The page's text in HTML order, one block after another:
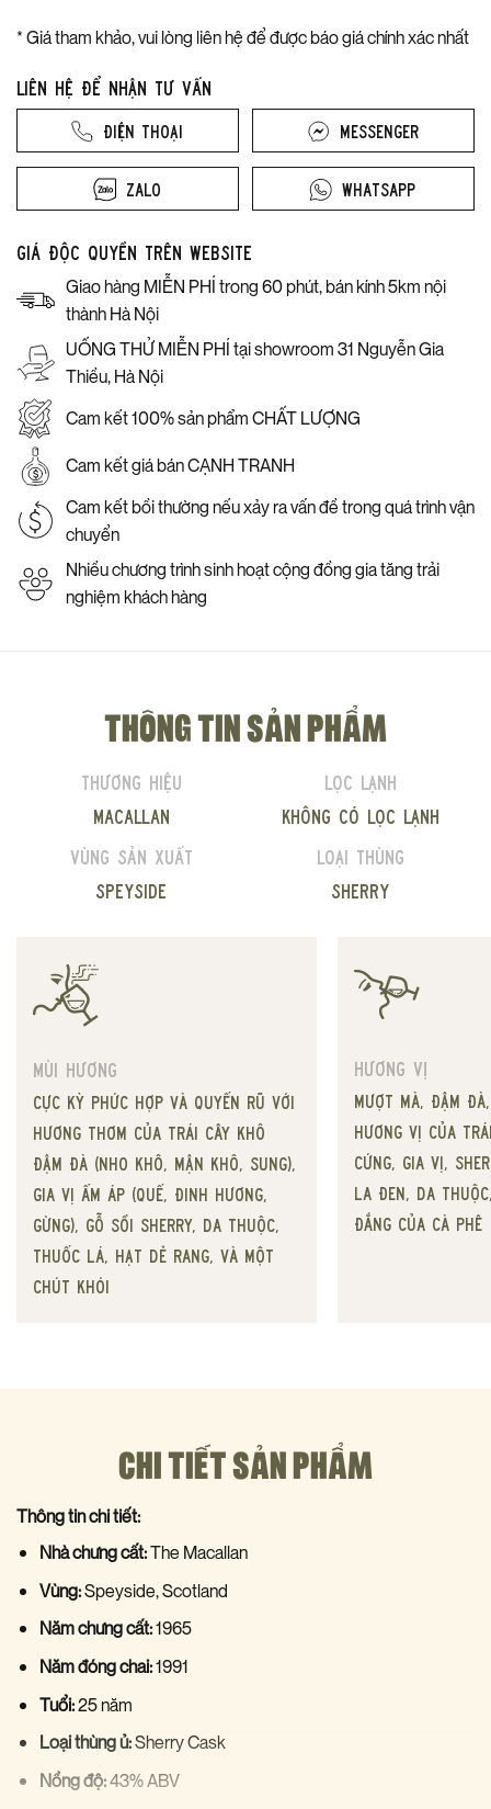
* Giá tham khảo, vui lòng liên hệ để được báo giá chính xác nhất
Liên hệ để nhận tư vấn
Điện thoại
Zalo
Messenger
Whatsapp
Giá độc quyền trên website
Giao hàng MIỄN PHÍ trong 60 phút, bán kính 5km nội
thành Hà Nội
UỐNG THỬ MIỄN PHÍ tại showroom 31 Nguyễn Gia
Thiều, Hà Nội
Cam kết 100% sản phẩm CHẤT LƯỢNG
Cam kết giá bán CẠNH TRANH
Cam kết bồi thường nếu xảy ra vấn đề trong quá trình vận
chuyển
Nhiều chương trình sinh hoạt cộng đồng gia tăng trải
nghiệm khách hàng
THÔNG TIN SẢN PHẨM
Thương hiệu
Macallan
Lọc lạnh
Không có lọc lạnh
Vùng sản xuất
Speyside
Loại thùng
Sherry
Mùi hương
Cực kỳ phức hợp và quyến rũ với
hương thơm của trái cây khô
đậm đà (nho khô, mận khô, sung),
gia vị ấm áp (quế, đinh hương,
gừng), gỗ sồi sherry, da thuộc,
thuốc lá, hạt dẻ rang, và một
chút khói
Hương vị
Mượt mà, đậm
hương vị của
cứng, gia vị,
la đen, da
đắng của cà phê
CHI TIẾT SẢN PHẨM
Thông tin chi tiết:
Nhà chưng cất:The Macallan
Vùng:Speyside, Scotland
Năm chưng cất:1965
Năm đóng chai:1991
Tuổi:25 năm
Loại thùng ủ:Sherry Cask
Nồng độ:43% ABV